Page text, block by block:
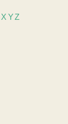
X YZ